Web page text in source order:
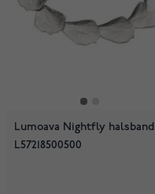
Lumoava Nightfly halsband
L57218500500